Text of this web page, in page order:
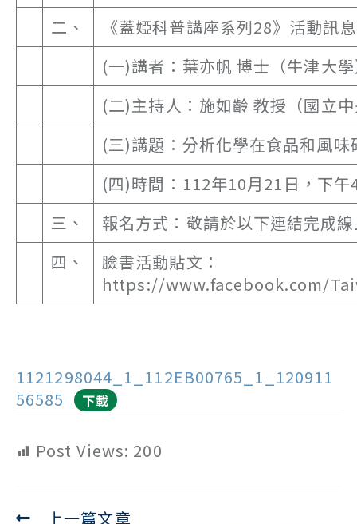
二、
《蓋婭科普講座系列28》活動訊
(一)講者：葉亦帆 博士（牛津大
(二)主持人：施如齡 教授（國立
(三)講題：分析化學在食品和風
(四)時間：112年10月21日，下午
三、
報名方式：敬請於以下連結完
四、
臉書活動貼文：
https://www.facebook.com/
1121298044_1_112EB00765_1_120911
56585
下載
Post Views: 200
Read上一篇文章